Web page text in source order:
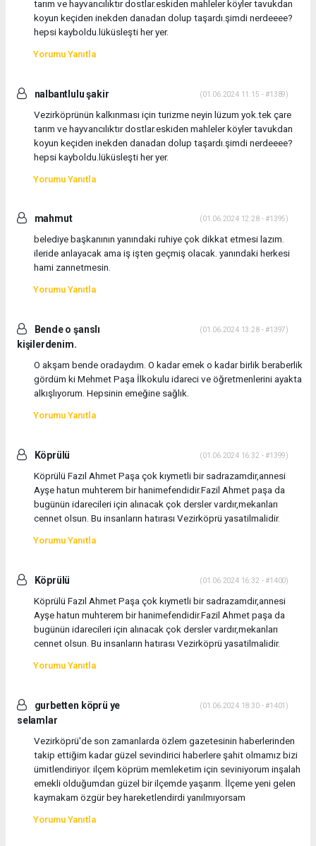
tarım ve hayvancılıktır dostlar.eskiden mahleler köyler tavukdan
koyun keçiden inekden danadan dolup taşardı.şimdi nerdeeee?
hepsi kayboldu.lüküsleşti her yer.
Yorumu Yanıtla
nalbantlulu şakir (01.06.2024 11:15 - #1389)
Vezirköprünün kalkınması için turizme neyin lüzum yok.tek çare
tarım ve hayvancılıktır dostlar.eskiden mahleler köyler tavukdan
koyun keçiden inekden danadan dolup taşardı.şimdi nerdeeee?
hepsi kayboldu.lüküsleşti her yer.
Yorumu Yanıtla
mahmut (01.06.2024 12:28 - #1395)
belediye başkanının yanındaki ruhiye çok dikkat etmesi lazım.
ileride anlayacak ama iş işten geçmiş olacak. yanındaki herkesi
hami zannetmesin.
Yorumu Yanıtla
Bende o şanslı
kişilerdenim.
(01.06.2024 13:28 - #1397)
O akşam bende oradaydım. O kadar emek o kadar birlik beraberlik
gördüm ki Mehmet Paşa İlkokulu idareci ve öğretmenlerini ayakta
alkışlıyorum. Hepsinin emeğine sağlık.
Yorumu Yanıtla
Köprülü (01.06.2024 16:32 - #1399)
Köprülü Fazıl Ahmet Paşa çok kıymetli bir sadrazamdir,annesi
Ayşe hatun muhterem bir hanimefendidir.Fazil Ahmet paşa da
bugünün idarecileri için alınacak çok dersler vardır,mekanları
cennet olsun. Bu insanların hatırası Vezirköprü yasatilmalidir.
Yorumu Yanıtla
Köprülü (01.06.2024 16:32 - #1400)
Köprülü Fazıl Ahmet Paşa çok kıymetli bir sadrazamdir,annesi
Ayşe hatun muhterem bir hanimefendidir.Fazil Ahmet paşa da
bugünün idarecileri için alınacak çok dersler vardır,mekanları
cennet olsun. Bu insanların hatırası Vezirköprü yasatilmalidir.
Yorumu Yanıtla
gurbetten köprü ye
selamlar
(01.06.2024 18:30 - #1401)
Vezirköprü'de son zamanlarda özlem gazetesinin haberlerinden
takip ettiğim kadar güzel sevindirici haberlere şahit olmamız bizi
ümitlendiriyor. ilçem köprüm memleketim için seviniyorum inşalah
emekli olduğumdan güzel bir ilçemde yaşarım. İlçeme yeni gelen
kaymakam özgür bey hareketlendirdi yanılmıyorsam
Yorumu Yanıtla